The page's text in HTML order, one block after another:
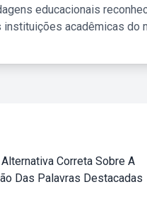
educacionais
acadêmicas do
Correta Sobre A
Das Palavras Destacadas